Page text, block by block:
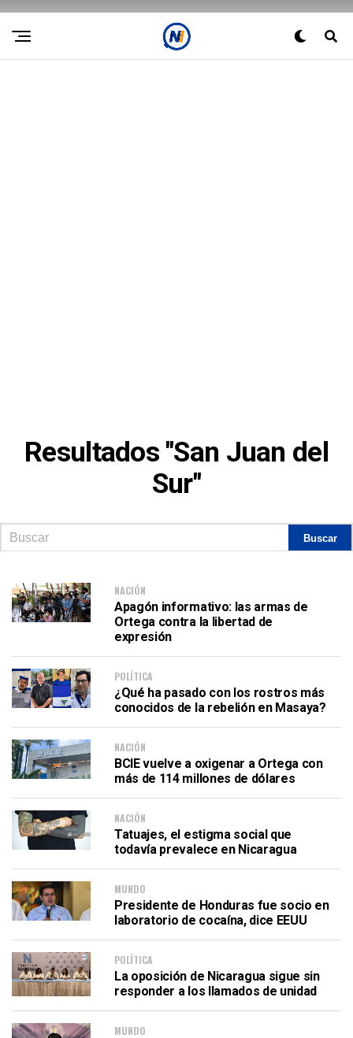
Resultados "San Juan del
Sur"
NACIÓN
Apagón informativo: las armas de
Ortega contra la libertad de
expresión
POLÍTICA
¿Qué ha pasado con los rostros más
conocidos de la rebelión en Masaya?
NACIÓN
BCIE vuelve a oxigenar a Ortega con
más de 114 millones de dólares
NACIÓN
Tatuajes, el estigma social que
todavía prevalece en Nicaragua
MUNDO
Presidente de Honduras fue socio en
laboratorio de cocaína, dice EEUU
POLÍTICA
La oposición de Nicaragua sigue sin
responder a los llamados de unidad
MUNDO